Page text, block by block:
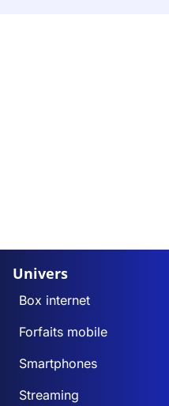
Univers
Box internet
Forfaits mobile
Smartphones
Streaming